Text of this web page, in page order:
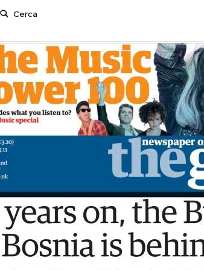
Auto
Moda
Libri
Consumismi
Europa
Altrecose
Mondiali calcio 2026